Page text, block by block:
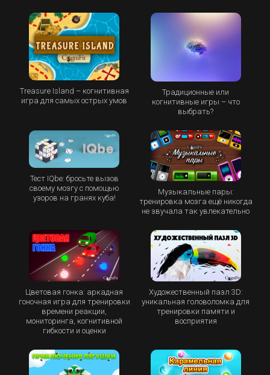
Treasure Island – когнитивная
игра для самых острых умов
Традиционные или
когнитивные игры – что
выбрать?
Тест IQbe: бросьте вызов
своему мозгу с помощью
узоров на гранях куба!
Музыкальные пары:
тренировка мозга ещё никогда
не звучала так увлекательно
Цветовая гонка: аркадная
гоночная игра для тренировки
времени реакции,
мониторинга, когнитивной
гибкости и оценки
Художественный пазл 3D:
уникальная головоломка для
тренировки памяти и
восприятия